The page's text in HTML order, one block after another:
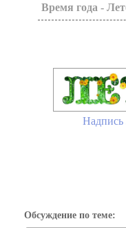
Время года -
Обсуждение по теме: